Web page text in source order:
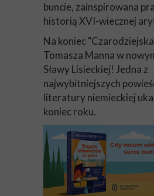
buncie, zainspirowana
historią XVI-wiecznej
Na koniec
Tomasza Manna w
Sławy Lisieckiej! Jedna z
najwybitniejszych
literatury niemieckiej
koniec roku.